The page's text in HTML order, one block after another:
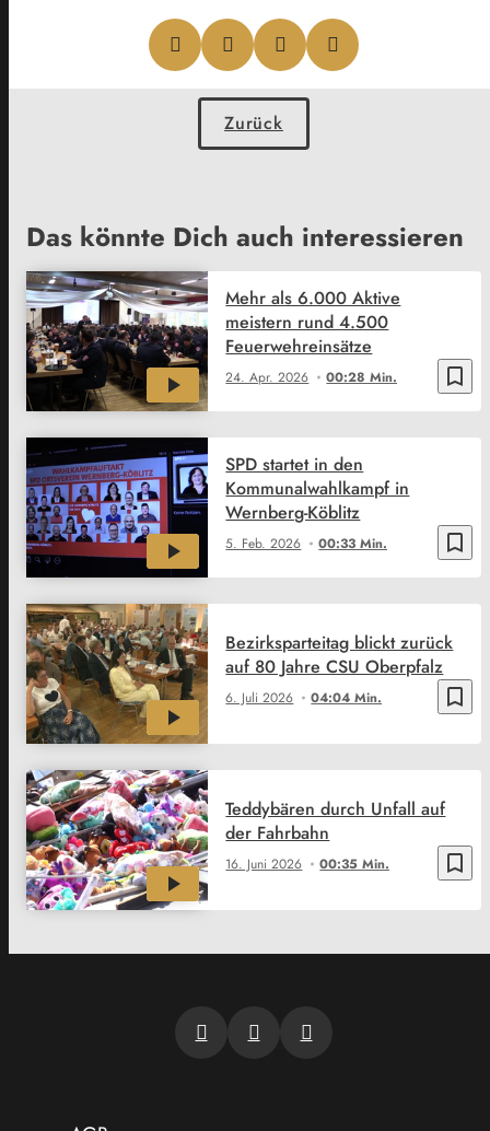
Zurück
Das könnte Dich auch interessieren
bookmark_border
24. Apr. 2026 00:28 Min.
Mehr als 6.000 Aktive
meistern rund 4.500
Feuerwehreinsätze
bookmark_border
5. Feb. 2026 00:33 Min.
SPD startet in den
Kommunalwahlkampf in
Wernberg-Köblitz
bookmark_border
6. Juli 2026 04:04 Min.
Bezirksparteitag blickt zurück
auf 80 Jahre CSU Oberpfalz
bookmark_border
16. Juni 2026 00:35 Min.
Teddybären durch Unfall auf
der Fahrbahn